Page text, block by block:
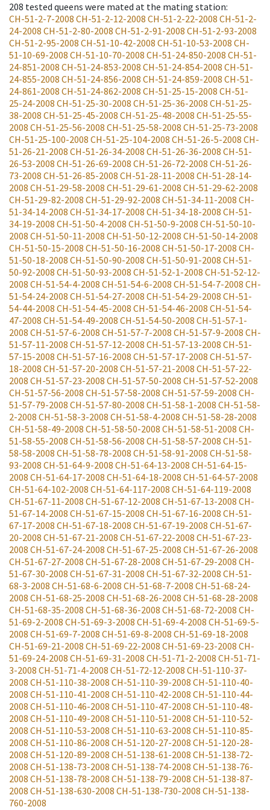
208 tested queens were mated at the mating station:
CH-51-2-7-2008 CH-51-2-12-2008 CH-51-2-22-2008 CH-51-2-
24-2008 CH-51-2-80-2008 CH-51-2-91-2008 CH-51-2-93-2008
CH-51-2-95-2008 CH-51-10-42-2008 CH-51-10-53-2008 CH-
51-10-69-2008 CH-51-10-70-2008 CH-51-24-850-2008 CH-51-
24-851-2008 CH-51-24-853-2008 CH-51-24-854-2008 CH-51-
24-855-2008 CH-51-24-856-2008 CH-51-24-859-2008 CH-51-
24-861-2008 CH-51-24-862-2008 CH-51-25-15-2008 CH-51-
25-24-2008 CH-51-25-30-2008 CH-51-25-36-2008 CH-51-25-
38-2008 CH-51-25-45-2008 CH-51-25-48-2008 CH-51-25-55-
2008 CH-51-25-56-2008 CH-51-25-58-2008 CH-51-25-73-2008
CH-51-25-100-2008 CH-51-25-104-2008 CH-51-26-5-2008 CH-
51-26-21-2008 CH-51-26-34-2008 CH-51-26-36-2008 CH-51-
26-53-2008 CH-51-26-69-2008 CH-51-26-72-2008 CH-51-26-
73-2008 CH-51-26-85-2008 CH-51-28-11-2008 CH-51-28-14-
2008 CH-51-29-58-2008 CH-51-29-61-2008 CH-51-29-62-2008
CH-51-29-82-2008 CH-51-29-92-2008 CH-51-34-11-2008 CH-
51-34-14-2008 CH-51-34-17-2008 CH-51-34-18-2008 CH-51-
34-19-2008 CH-51-50-4-2008 CH-51-50-9-2008 CH-51-50-10-
2008 CH-51-50-11-2008 CH-51-50-12-2008 CH-51-50-14-2008
CH-51-50-15-2008 CH-51-50-16-2008 CH-51-50-17-2008 CH-
51-50-18-2008 CH-51-50-90-2008 CH-51-50-91-2008 CH-51-
50-92-2008 CH-51-50-93-2008 CH-51-52-1-2008 CH-51-52-12-
2008 CH-51-54-4-2008 CH-51-54-6-2008 CH-51-54-7-2008 CH-
51-54-24-2008 CH-51-54-27-2008 CH-51-54-29-2008 CH-51-
54-44-2008 CH-51-54-45-2008 CH-51-54-46-2008 CH-51-54-
47-2008 CH-51-54-49-2008 CH-51-54-50-2008 CH-51-57-1-
2008 CH-51-57-6-2008 CH-51-57-7-2008 CH-51-57-9-2008 CH-
51-57-11-2008 CH-51-57-12-2008 CH-51-57-13-2008 CH-51-
57-15-2008 CH-51-57-16-2008 CH-51-57-17-2008 CH-51-57-
18-2008 CH-51-57-20-2008 CH-51-57-21-2008 CH-51-57-22-
2008 CH-51-57-23-2008 CH-51-57-50-2008 CH-51-57-52-2008
CH-51-57-56-2008 CH-51-57-58-2008 CH-51-57-59-2008 CH-
51-57-79-2008 CH-51-57-80-2008 CH-51-58-1-2008 CH-51-58-
2-2008 CH-51-58-3-2008 CH-51-58-4-2008 CH-51-58-28-2008
CH-51-58-49-2008 CH-51-58-50-2008 CH-51-58-51-2008 CH-
51-58-55-2008 CH-51-58-56-2008 CH-51-58-57-2008 CH-51-
58-58-2008 CH-51-58-78-2008 CH-51-58-91-2008 CH-51-58-
93-2008 CH-51-64-9-2008 CH-51-64-13-2008 CH-51-64-15-
2008 CH-51-64-17-2008 CH-51-64-18-2008 CH-51-64-57-2008
CH-51-64-102-2008 CH-51-64-117-2008 CH-51-64-119-2008
CH-51-67-11-2008 CH-51-67-12-2008 CH-51-67-13-2008 CH-
51-67-14-2008 CH-51-67-15-2008 CH-51-67-16-2008 CH-51-
67-17-2008 CH-51-67-18-2008 CH-51-67-19-2008 CH-51-67-
20-2008 CH-51-67-21-2008 CH-51-67-22-2008 CH-51-67-23-
2008 CH-51-67-24-2008 CH-51-67-25-2008 CH-51-67-26-2008
CH-51-67-27-2008 CH-51-67-28-2008 CH-51-67-29-2008 CH-
51-67-30-2008 CH-51-67-31-2008 CH-51-67-32-2008 CH-51-
68-3-2008 CH-51-68-6-2008 CH-51-68-7-2008 CH-51-68-24-
2008 CH-51-68-25-2008 CH-51-68-26-2008 CH-51-68-28-2008
CH-51-68-35-2008 CH-51-68-36-2008 CH-51-68-72-2008 CH-
51-69-2-2008 CH-51-69-3-2008 CH-51-69-4-2008 CH-51-69-5-
2008 CH-51-69-7-2008 CH-51-69-8-2008 CH-51-69-18-2008
CH-51-69-21-2008 CH-51-69-22-2008 CH-51-69-23-2008 CH-
51-69-24-2008 CH-51-69-31-2008 CH-51-71-2-2008 CH-51-71-
3-2008 CH-51-71-4-2008 CH-51-72-12-2008 CH-51-110-37-
2008 CH-51-110-38-2008 CH-51-110-39-2008 CH-51-110-40-
2008 CH-51-110-41-2008 CH-51-110-42-2008 CH-51-110-44-
2008 CH-51-110-46-2008 CH-51-110-47-2008 CH-51-110-48-
2008 CH-51-110-49-2008 CH-51-110-51-2008 CH-51-110-52-
2008 CH-51-110-53-2008 CH-51-110-63-2008 CH-51-110-85-
2008 CH-51-110-86-2008 CH-51-120-27-2008 CH-51-120-28-
2008 CH-51-120-89-2008 CH-51-138-61-2008 CH-51-138-72-
2008 CH-51-138-73-2008 CH-51-138-74-2008 CH-51-138-76-
2008 CH-51-138-78-2008 CH-51-138-79-2008 CH-51-138-87-
2008 CH-51-138-630-2008 CH-51-138-730-2008 CH-51-138-
760-2008